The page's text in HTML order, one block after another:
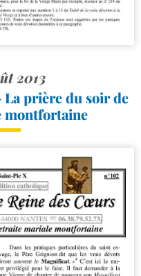
2013
La prière du soir de
montfortaine